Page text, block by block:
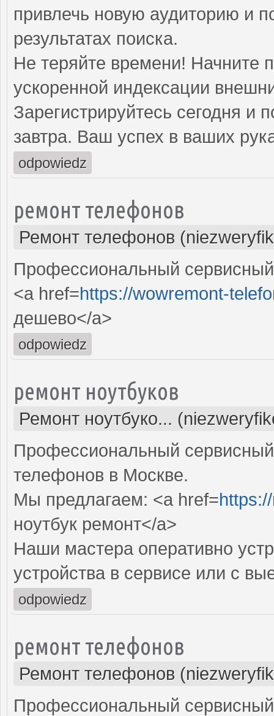
привлечь новую аудиторию и
результатах поиска.
Не теряйте времени! Начните
ускоренной индексации
Зарегистрируйтесь сегодня и
завтра. Ваш успех в ваших
odpowiedz
ремонт телефонов
Ремонт телефонов
Профессиональный
<a href=https://wowremont-
дешево</a>
odpowiedz
ремонт ноутбуков
Ремонт ноутбуко...
Профессиональный
телефонов в Москве.
Мы предлагаем: <a href=
ноутбук ремонт</a>
Наши мастера оперативно
устройства в сервисе или с
odpowiedz
ремонт телефонов
Ремонт телефонов
Профессиональный